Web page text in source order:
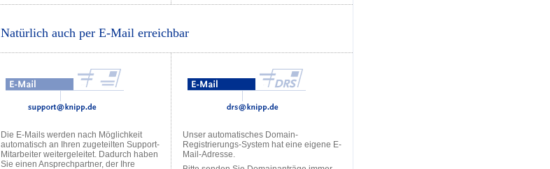
Natürlich auch per E-Mail erreichbar
Die E-Mails werden nach Möglichkeit
automatisch an Ihren zugeteilten Support-
Mitarbeiter weitergeleitet. Dadurch haben
Sie einen Ansprechpartner, der Ihre
Unser automatisches Domain-
Registrierungs-System hat eine eigene E-
Mail-Adresse.